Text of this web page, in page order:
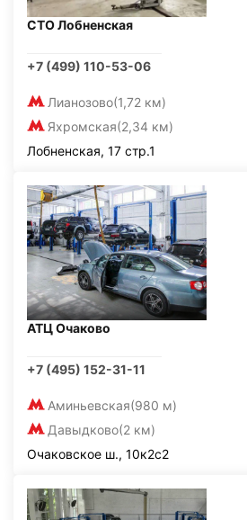
СТО Лобненская
+7 (499) 110-53-06
Лианозово(1,72 км)
Яхромская(2,34 км)
Лобненская, 17 стр.1
АТЦ Очаково
+7 (495) 152-31-11
Аминьевская(980 м)
Давыдково(2 км)
Очаковское ш., 10к2с2